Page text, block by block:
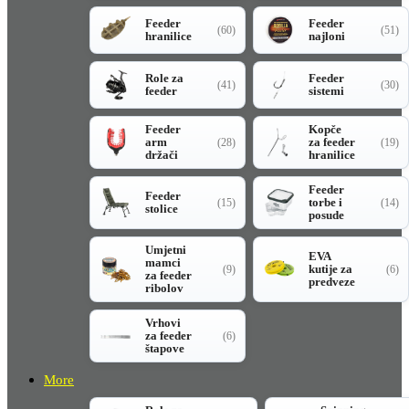
Feeder
hranilice
(60)
Feeder
najloni
(51)
Role za
feeder
(41)
Feeder
sistemi
(30)
Feeder
arm
držači
(28)
Kopče
za feeder
hranilice
(19)
Feeder
stolice
(15)
Feeder
torbe i
posude
(14)
Umjetni
mamci
za feeder
ribolov
(9)
EVA
kutije za
predveze
(6)
Vrhovi
za feeder
štapove
(6)
More